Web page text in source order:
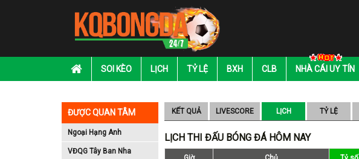
SOI KÈO LỊCH TỶ LỆ BXH CLB NHÀ CÁI UY TÍN
ĐƯỢC QUAN TÂM
Ngoại Hạng Anh
VĐQG Tây Ban Nha
KẾT QUẢ LIVESCORE LỊCH TỶ LỆ
LỊCH THI ĐẤU BÓNG ĐÁ HÔM NAY